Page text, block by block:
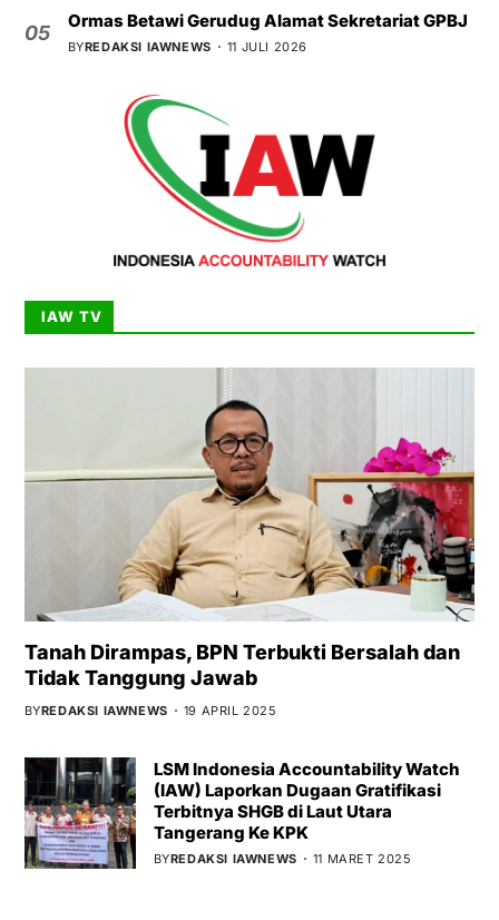
05
Ormas Betawi Gerudug Alamat Sekretariat GPBJ
BYREDAKSI IAWNEWS 11 JULI 2026
IAW TV
Tanah Dirampas, BPN Terbukti Bersalah dan
Tidak Tanggung Jawab
BYREDAKSI IAWNEWS 19 APRIL 2025
LSM Indonesia Accountability Watch
(IAW) Laporkan Dugaan Gratifikasi
Terbitnya SHGB di Laut Utara
Tangerang Ke KPK
BYREDAKSI IAWNEWS 11 MARET 2025